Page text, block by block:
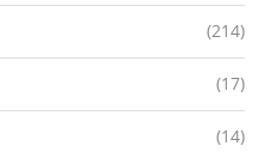
(214)
(17)
(14)